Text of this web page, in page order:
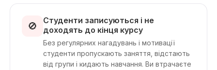
🚫
Студенти записуються і не
доходять до кінця курсу
Без регулярних нагадувань і мотивації
студенти пропускають заняття, відстають
від групи і кидають навчання. Ви втрачаєте